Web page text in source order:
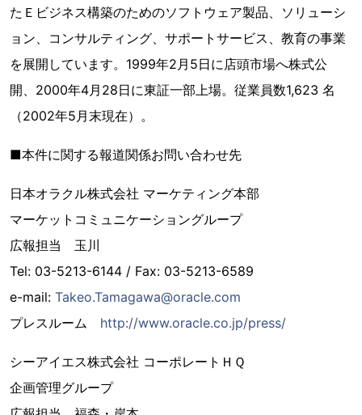
たＥビジネス構築のためのソフトウェア製品、ソリューシ
ョン、コンサルティング、サポートサービス、教育の事業
を展開しています。1999年2月5日に店頭市場へ株式公
開、2000年4月28日に東証一部上場。従業員数1,623 名
（2002年5月末現在）。
■本件に関する報道関係お問い合わせ先
日本オラクル株式会社 マーケティング本部
マーケットコミュニケーショングループ
広報担当 玉川
Tel: 03-5213-6144 / Fax: 03-5213-6589
e-mail: Takeo.Tamagawa@oracle.com
プレスルーム http://www.oracle.co.jp/press/
シーアイエス株式会社 コーポレートＨＱ
企画管理グループ